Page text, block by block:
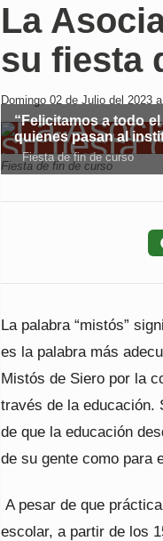
La
su fiesta
Domingo 02 de Julio del 2023
“Felicitamos a todo
quienes pasan al
Fiesta de fin de curso
Fiesta de fin de curso
La palabra “mistós”
es la palabra más
Mistós de Siero por la
través de la educación.
de que la educación
de su gente como para
A pesar de que
escolar, a partir de los